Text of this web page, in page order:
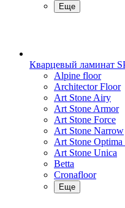
Еще
Кварцевый ламинат
Alpine floor
Architector Floor
Art Stone Airy
Art Stone Armor
Art Stone Force
Art Stone Narrow
Art Stone Optima
Art Stone Unica
Betta
Cronafloor
Еще